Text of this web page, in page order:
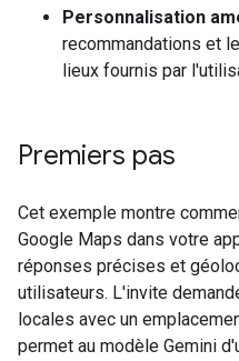
Personnalisation
recommandations et
lieux fournis par
Premiers pas
Cet exemple montre
Google Maps dans votre
réponses précises et
utilisateurs. L'invite
locales avec un
permet au modèle Gemini